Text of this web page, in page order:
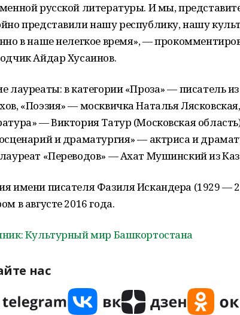
русской литературы. И мы,
представили нашу республику, нашу
в наше нелегкое время», —
Айдар Хусаинов.
лауреаты: в категории «Проза» — писатель
«Поэзия» — москвичка Наталья
— Виктория Татур (Московская
и драматургия» — актриса и
«Переводов» — Ахат Мушинский из
имени писателя Фазиля Искандера (1929 —
в августе 2016 года.
Культурный мир Башкортостана
нас